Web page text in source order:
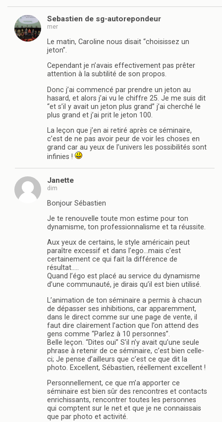
Sebastien de sg-autorepondeur
mer
Le matin, Caroline nous disait “choisissez un
jeton”.
Cependant je n’avais effectivement pas prêter
attention à la subtilité de son propos.
Donc j’ai commencé par prendre un jeton au
hasard, et alors j’ai vu le chiffre 25. Je me suis dit
“et s’il y avait un jeton plus grand” j’ai cherché le
plus grand et j’ai prit le jeton 100.
La leçon que j’en ai retiré après ce séminaire,
c’est de ne pas avoir peur de voir les choses en
grand car au yeux de l’univers les possibilités sont
infinies !
Janette
dim
Bonjour Sébastien
Je te renouvelle toute mon estime pour ton
dynamisme, ton professionnalisme et ta réussite.
Aux yeux de certains, le style américain peut
paraître excessif et dans l’ego…mais c’est
certainement ce qui fait la différence de
résultat…..
Quand l’égo est placé au service du dynamisme
d’une communauté, je dirais qu’il est bien utilisé.
L’animation de ton séminaire a permis à chacun
de dépasser ses inhibitions, car apparemment,
dans le direct comme sur une page de vente, il
faut dire clairement l’action que l’on attend des
gens comme “Parlez à 10 personnes”.
Belle leçon. “Dites oui” S’il n’y avait qu’une seule
phrase à retenir de ce séminaire, c’est bien celle-
ci; Je pense d’ailleurs que c’est ce que dit la
photo. Excellent, Sébastien, réellement excellent !
Personnellement, ce que m’a apporter ce
séminaire est bien sûr des rencontres et contacts
enrichissants, rencontrer toutes les personnes
qui comptent sur le net et que je ne connaissais
que par photo et activité.